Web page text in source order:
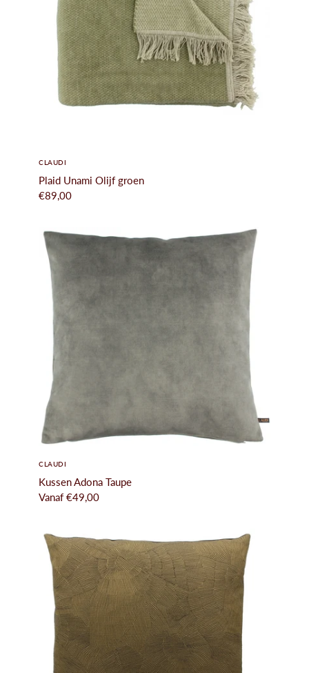
CLAUDI
Plaid Unami Olijf groen
€89,00
CLAUDI
Kussen Adona Taupe
Vanaf €49,00